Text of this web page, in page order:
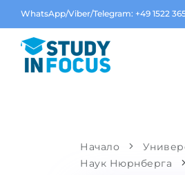
WhatsApp/Viber/Telegram: +49 1522
Начало
Наук Нюрнберга